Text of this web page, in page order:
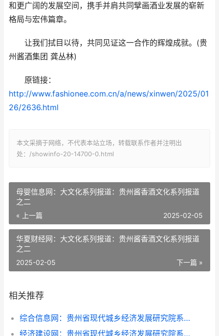
和更广阔的发展空间，携手并肩共同擘画酒业发展的崭新
格局与宏伟篇章。
让我们拭目以待，共同见证这一合作的辉煌成就。(贵
州酱酒集团 龚丛林)
原链接：
http://www.fashionee.com.cn/a/news/xinwen/2025/01
26/2636.html
本文采摘于网络，不代表本站立场，转载联系作者并注明出
处：/showinfo-20-14700-0.html
母婴信息网：大文化系列报道：贵州酱香酒文化系列报道
之二
« 上一篇 2025-02-05
华夏财经网：大文化系列报道：贵州酱香酒文化系列报道
之二
下一篇 »
2025-02-05
相关推荐
综合信息网：贵州省现代城乡经济发展研究院系列报道之一
经济建设网：贵州省现代城乡经济发展研究院系列报道之一